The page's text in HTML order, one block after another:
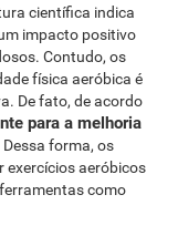
científica indica
impacto positivo
Contudo, os
física aeróbica é
De fato, de acordo
para a melhoria
Dessa forma, os
exercícios aeróbicos
como